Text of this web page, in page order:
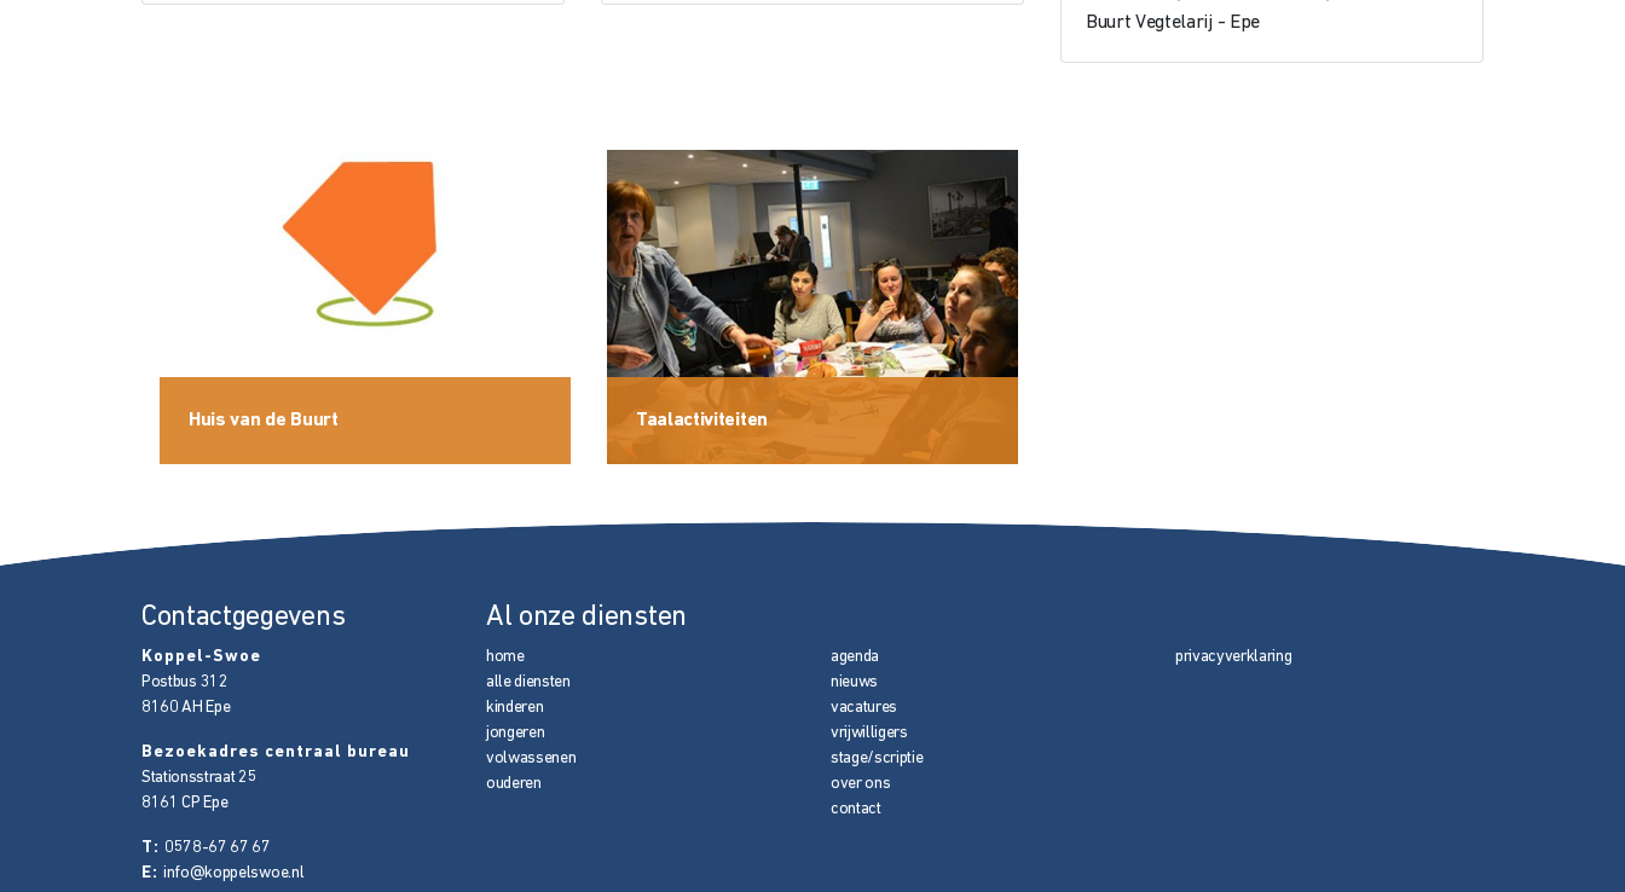
Buurt Vegtelarij - Epe
Huis van de Buurt Taalactiviteiten
Contactgegevens
Koppel-Swoe
Postbus 312
8160 AH Epe
Bezoekadres centraal bureau
Stationsstraat 25
8161 CP Epe
T: 0578-67 67 67
E: info@koppelswoe.nl
Al onze diensten
home
alle diensten
kinderen
jongeren
volwassenen
ouderen
agenda
nieuws
vacatures
vrijwilligers
stage/scriptie
over ons
contact
privacyverklaring